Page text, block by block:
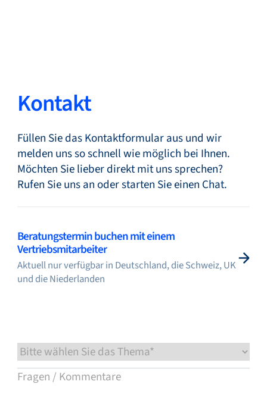
Suche... DE
Märkte
Flow Academy
Kontakt
Füllen Sie das Kontaktformular aus und wir
melden uns so schnell wie möglich bei Ihnen.
Möchten Sie lieber direkt mit uns sprechen?
Rufen Sie uns an oder starten Sie einen Chat.
Beratungstermin buchen mit einem
Vertriebsmitarbeiter
Aktuell nur verfügbar in Deutschland, die Schweiz, UK
und die Niederlanden